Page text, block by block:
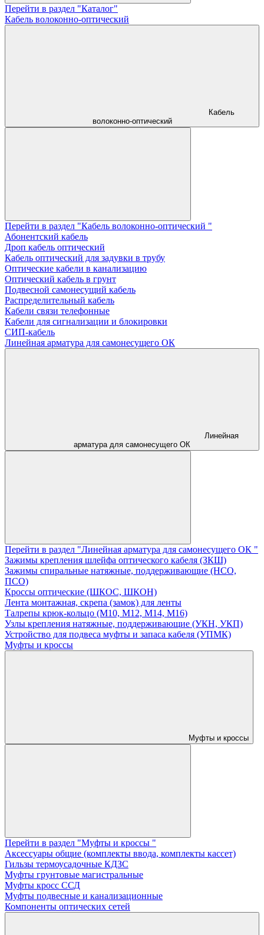
Перейти в раздел "Каталог"
Кабель волоконно-оптический
Кабель
волоконно-оптический
Перейти в раздел "Кабель волоконно-оптический "
Абонентский кабель
Дроп кабель оптический
Кабель оптический для задувки в трубу
Оптические кабели в канализацию
Оптический кабель в грунт
Подвесной самонесущий кабель
Распределительный кабель
Кабели связи телефонные
Кабели для сигнализации и блокировки
СИП-кабель
Линейная арматура для самонесущего ОК
Линейная
арматура для самонесущего ОК
Перейти в раздел "Линейная арматура для самонесущего ОК "
Зажимы крепления шлейфа оптического кабеля (ЗКШ)
Зажимы спиральные натяжные, поддерживающие (НСО,
ПСО)
Кроссы оптические (ШКОС, ШКОН)
Лента монтажная, скрепа (замок) для ленты
Талрепы крюк-кольцо (М10, М12, М14, М16)
Узлы крепления натяжные, поддерживающие (УКН, УКП)
Устройство для подвеса муфты и запаса кабеля (УПМК)
Муфты и кроссы
Муфты и кроссы
Перейти в раздел "Муфты и кроссы "
Аксессуары общие (комплекты ввода, комплекты кассет)
Гильзы термоусадочные КДЗС
Муфты грунтовые магистральные
Муфты кросс ССД
Муфты подвесные и канализационные
Компоненты оптических сетей